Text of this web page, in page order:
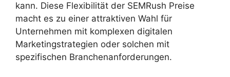
kann. Diese Flexibilität der SEMRush Preise
macht es zu einer attraktiven Wahl für
Unternehmen mit komplexen digitalen
Marketingstrategien oder solchen mit
spezifischen Branchenanforderungen.